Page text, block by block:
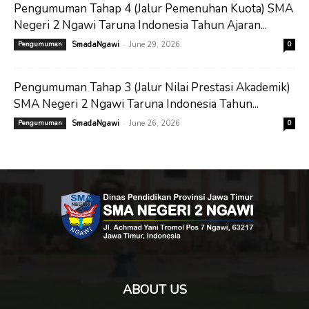
Pengumuman Tahap 4 (Jalur Pemenuhan Kuota) SMA
Negeri 2 Ngawi Taruna Indonesia Tahun Ajaran...
Pengumuman SmadaNgawi - June 29, 2026 0
Pengumuman Tahap 3 (Jalur Nilai Prestasi Akademik)
SMA Negeri 2 Ngawi Taruna Indonesia Tahun...
Pengumuman SmadaNgawi - June 26, 2026 0
ABOUT US